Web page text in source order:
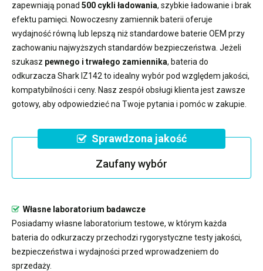
zapewniają ponad 500 cykli ładowania, szybkie ładowanie i brak
efektu pamięci. Nowoczesny zamiennik baterii oferuje
wydajność równą lub lepszą niż standardowe baterie OEM przy
zachowaniu najwyższych standardów bezpieczeństwa. Jeżeli
szukasz pewnego i trwałego zamiennika, bateria do
odkurzacza Shark IZ142 to idealny wybór pod względem jakości,
kompatybilności i ceny. Nasz zespół obsługi klienta jest zawsze
gotowy, aby odpowiedzieć na Twoje pytania i pomóc w zakupie.
Sprawdzona jakość
Zaufany wybór
Własne laboratorium badawcze
Posiadamy własne laboratorium testowe, w którym każda
bateria do odkurzaczy przechodzi rygorystyczne testy jakości,
bezpieczeństwa i wydajności przed wprowadzeniem do
sprzedaży.